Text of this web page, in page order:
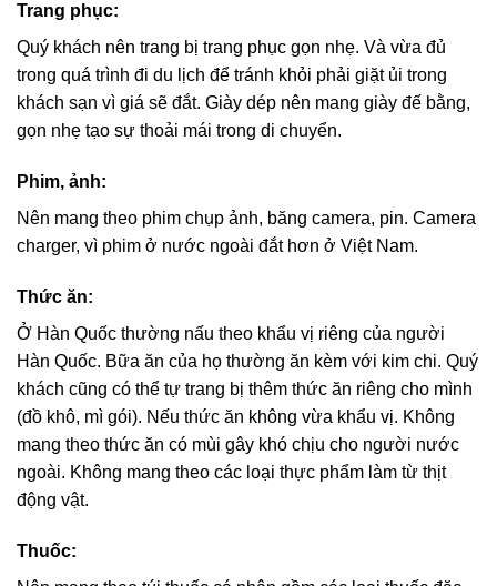
Trang phục:
Quý khách nên trang bị trang phục gọn nhẹ. Và vừa đủ
trong quá trình đi du lịch để tránh khỏi phải giặt ủi trong
khách sạn vì giá sẽ đắt. Giày dép nên mang giày đế bằng,
gọn nhẹ tạo sự thoải mái trong di chuyển.
Phim, ảnh:
Nên mang theo phim chụp ảnh, băng camera, pin. Camera
charger, vì phim ở nước ngoài đắt hơn ở Việt Nam.
Thức ăn:
Ở Hàn Quốc thường nấu theo khẩu vị riêng của người
Hàn Quốc. Bữa ăn của họ thường ăn kèm với kim chi. Quý
khách cũng có thể tự trang bị thêm thức ăn riêng cho mình
(đồ khô, mì gói). Nếu thức ăn không vừa khẩu vị. Không
mang theo thức ăn có mùi gây khó chịu cho người nước
ngoài. Không mang theo các loại thực phẩm làm từ thịt
động vật.
Thuốc: